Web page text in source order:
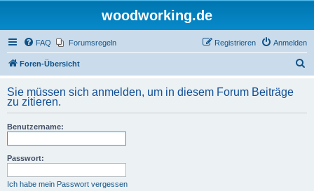
woodworking.de
FAQ Forumsregeln Anmelden
Registrieren
Foren-Übersicht
h
Sie müssen sich anmelden, um in diesem Forum Beiträge
zu zitieren.
Benutzername:
Passwort:
Ich habe mein Passwort vergessen